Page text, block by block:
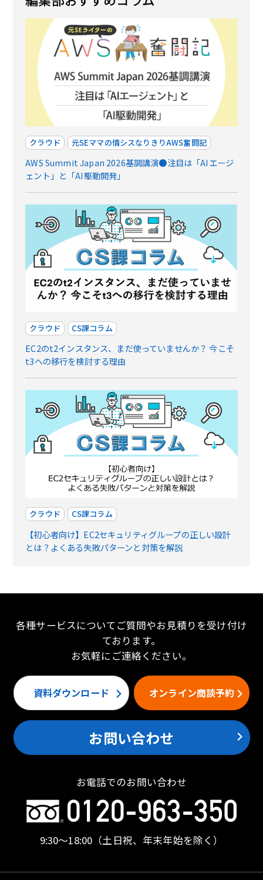
クラウド 元SEママの情シスなりきりAWS奮闘記
AWS Summit Japan 2026基調講演●注目は「AIエージ
ェント」と「AI駆動開発」
クラウド CS課コラム
EC2のt2インスタンス、まだ使っていませんか？ 今こそ
t3への移行を検討する理由
クラウド CS課コラム
【初心者向け】EC2セキュリティグループの正しい設計
とは？よくある失敗パターンと対策を解説
各種サービスについてご質問やお見積りを受け付け
ております。
お気軽にご連絡ください。
資料ダウンロード オンライン商談予約
お問い合わせ
お電話でのお問い合わせ
9:30〜18:00 （土日祝、年末年始を除く）